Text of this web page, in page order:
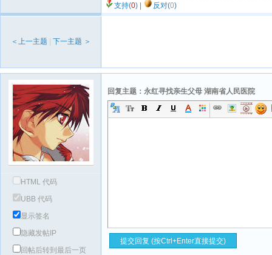
支持(0) 反对(0)
＜上一主题 下一主题 ＞
HTML 代码
UBB 代码
显示签名
隐藏发帖IP
回帖后转到最后一页
回复主题：永红寻找亲生父母 湖南省人民医院